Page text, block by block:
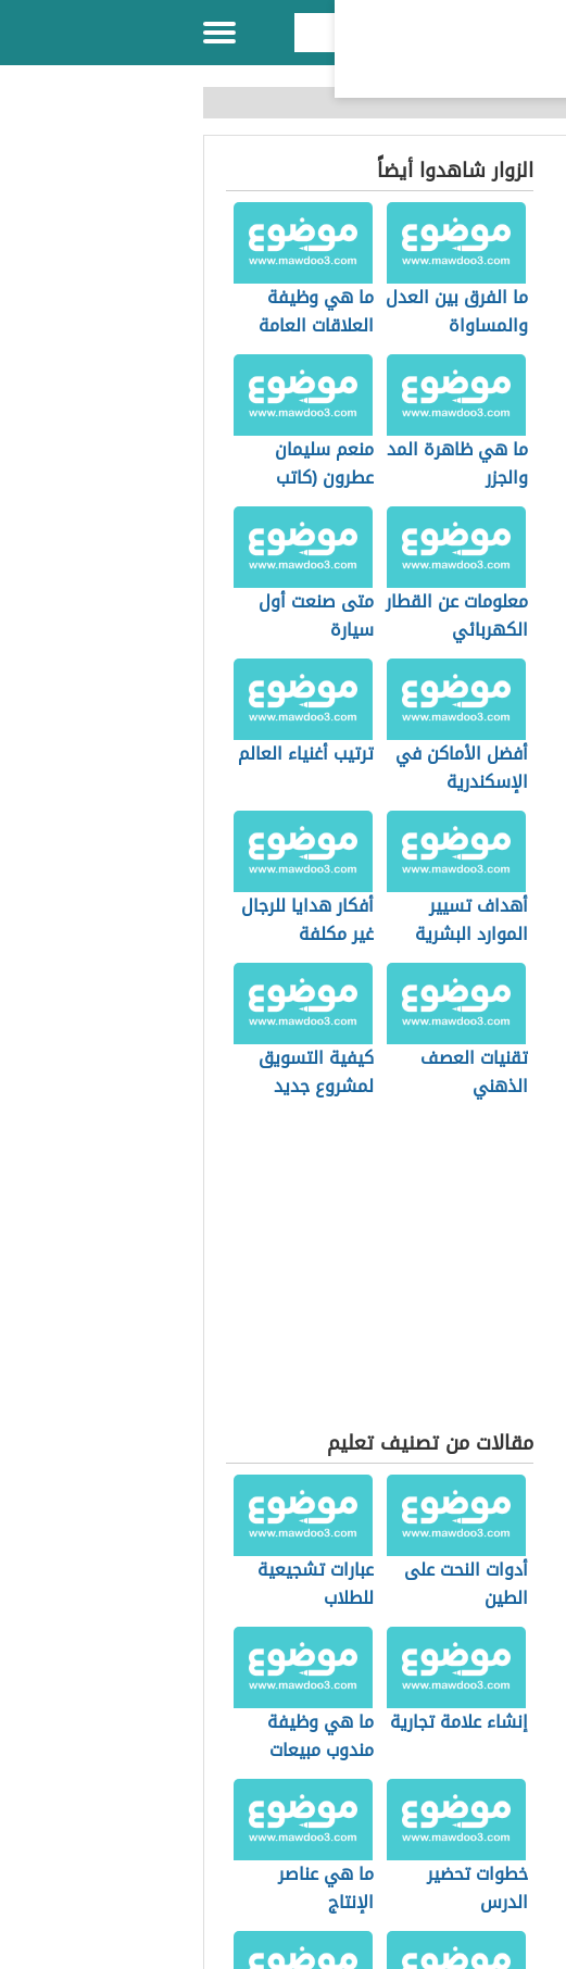
الزوار شاهدوا أيضاً
ما الفرق بين العدل
والمساواة
ما هي وظيفة
العلاقات العامة
ما هي ظاهرة المد
والجزر
منعم سليمان
عطرون (كاتب
وباحث ومفكر
سوداني)
معلومات عن القطار
الكهربائي
متى صنعت أول
سيارة
أفضل الأماكن في
الإسكندرية
ترتيب أغنياء العالم
أهداف تسيير
الموارد البشرية
أفكار هدايا للرجال
غير مكلفة
تقنيات العصف
الذهني
كيفية التسويق
لمشروع جديد
مقالات من تصنيف تعليم
أدوات النحت على
الطين
عبارات تشجيعية
للطلاب
إنشاء علامة تجارية ما هي وظيفة
مندوب مبيعات
خطوات تحضير
الدرس
ما هي عناصر
الإنتاج